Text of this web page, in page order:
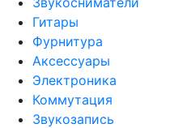
Гитары
Фурнитура
Аксессуары
Электроника
Коммутация
Звукозапись